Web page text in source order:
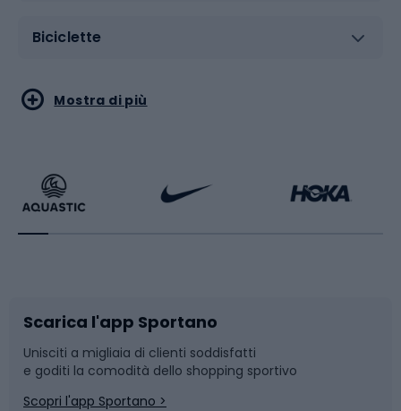
Biciclette
Sport acquatici
Bikepacking
Bushcraft
Corsa
Sport di arti marziali
Sport con le racchette
Slitte e slittini
Snowboard
Mostra di più
Scarica l'app Sportano
Unisciti a migliaia di clienti soddisfatti
e goditi la comodità dello shopping sportivo
Scopri l'app Sportano >